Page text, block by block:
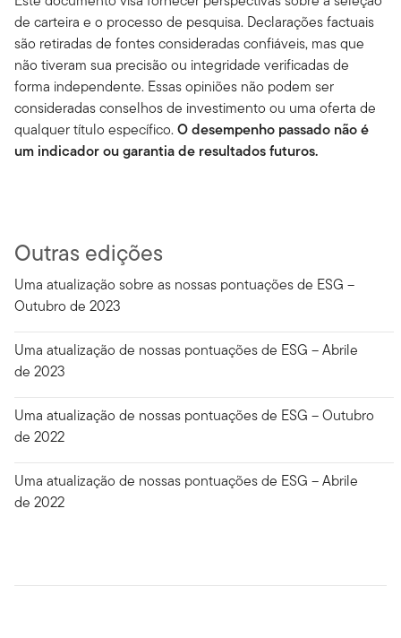
de carteira e o processo de pesquisa. Declarações factuais
são retiradas de fontes consideradas confiáveis, mas que
não tiveram sua precisão ou integridade verificadas de
forma independente. Essas opiniões não podem ser
consideradas conselhos de investimento ou uma oferta de
qualquer título específico.O desempenho passado não é
um indicador ou garantia de resultados futuros.
Outras edições
Uma atualização sobre as nossas pontuações de ESG –
Outubro de 2023
Uma atualização de nossas pontuações de ESG – Abrile
de 2023
Uma atualização de nossas pontuações de ESG – Outubro
de 2022
Uma atualização de nossas pontuações de ESG – Abrile
de 2022